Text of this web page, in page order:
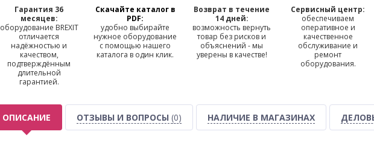
Гарантия 36
месяцев:
оборудование BREXIT
отличается
надёжностью и
качеством,
подтверждённым
длительной
гарантией.
Скачайте каталог в
PDF:
удобно выбирайте
нужное оборудование
с помощью нашего
каталога в один клик.
Возврат в течение
14 дней:
возможность вернуть
товар без рисков и
объяснений - мы
уверены в качестве!
Сервисный центр:
обеспечиваем
оперативное и
качественное
обслуживание и
ремонт
оборудования.
ОПИСАНИЕ ОТЗЫВЫ И ВОПРОСЫ (0) НАЛИЧИЕ В МАГАЗИНАХ